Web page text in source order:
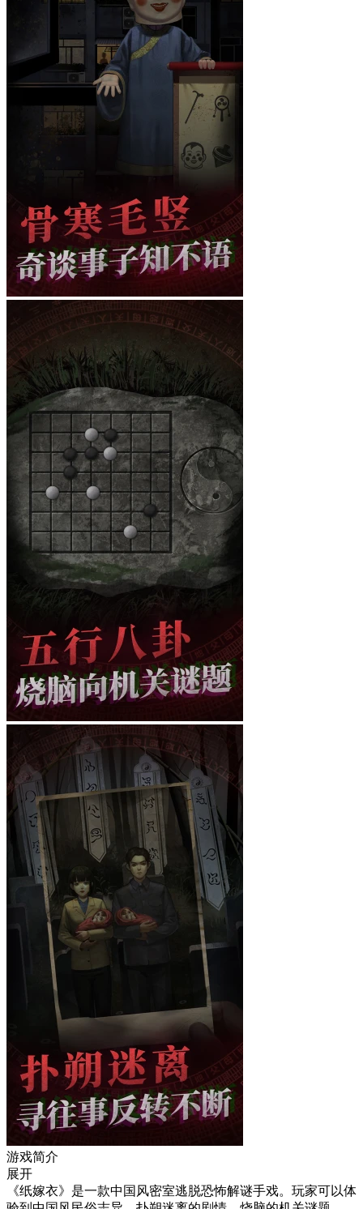
游戏简介
展开
《纸嫁衣》是一款中国风密室逃脱恐怖解谜手戏。玩家可以体